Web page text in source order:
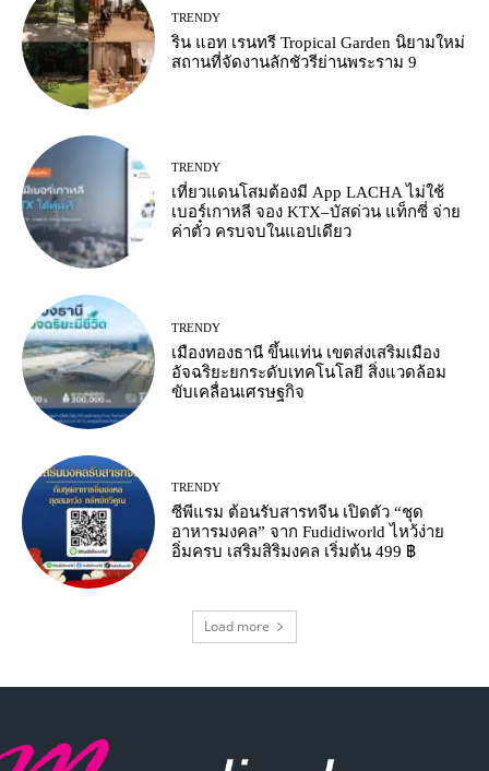
TRENDY
ริน แอท เรนทรี Tropical Garden นิยามใหม่
สถานที่จัดงานลักชัวรีย่านพระราม 9
TRENDY
เที่ยวแดนโสมต้องมี App LACHA ไม่ใช้
เบอร์เกาหลี จอง KTX–บัสด่วน แท็กซี่ จ่าย
ค่าตั๋ว ครบจบในแอปเดียว
TRENDY
เมืองทองธานี ขึ้นแท่น เขตส่งเสริมเมือง
อัจฉริยะยกระดับเทคโนโลยี สิ่งแวดล้อม
ขับเคลื่อนเศรษฐกิจ
TRENDY
ซีพีแรม ต้อนรับสารทจีน เปิดตัว “ชุด
อาหารมงคล” จาก Fudidiworld ไหว้ง่าย
อิ่มครบ เสริมสิริมงคล เริ่มต้น 499 ฿
Load more